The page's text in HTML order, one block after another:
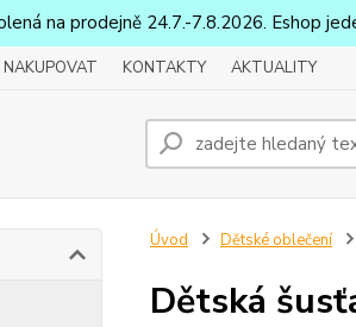
na prodejně 24.7.-7.8.2026. Eshop
NAKUPOVAT KONTAKTY AKTUALITY
Úvod Dětské oblečení
Dětská